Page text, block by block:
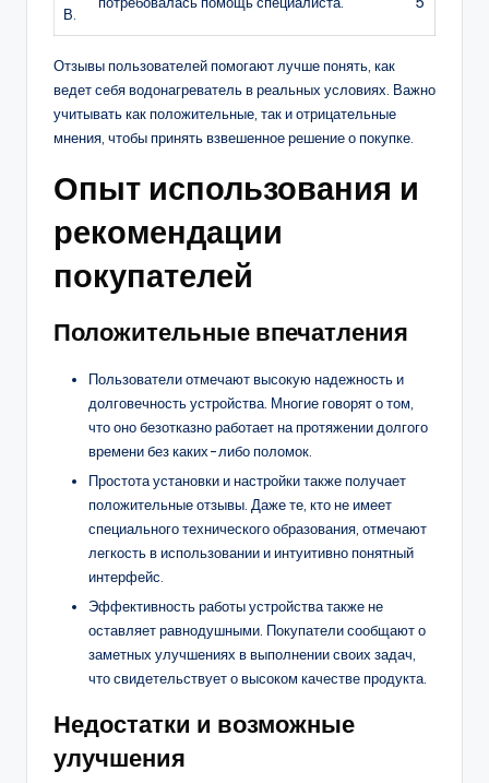
В.
Отзывы пользователей помогают лучше понять, как
ведет себя водонагреватель в реальных условиях. Важно
учитывать как положительные, так и отрицательные
мнения, чтобы принять взвешенное решение о покупке.
Опыт использования и
рекомендации
покупателей
Положительные впечатления
Пользователи отмечают высокую надежность и
долговечность устройства. Многие говорят о том,
что оно безотказно работает на протяжении долгого
времени без каких-либо поломок.
Простота установки и настройки также получает
положительные отзывы. Даже те, кто не имеет
специального технического образования, отмечают
легкость в использовании и интуитивно понятный
интерфейс.
Эффективность работы устройства также не
оставляет равнодушными. Покупатели сообщают о
заметных улучшениях в выполнении своих задач,
что свидетельствует о высоком качестве продукта.
Недостатки и возможные
улучшения